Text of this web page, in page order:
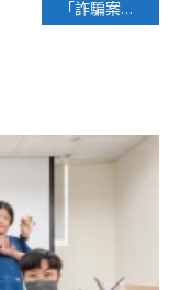
「詐騙案」壓垮檢察官偵辦還是政治干涉司法「壓案」？